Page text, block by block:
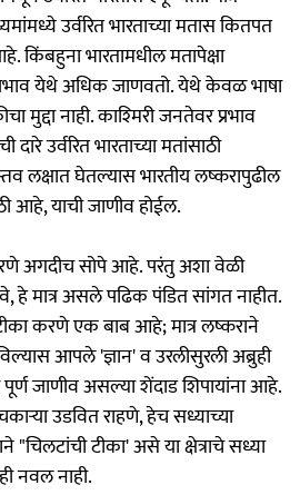
उर्वरित भारताच्या मतास कितपत
भारतामधील मतापेक्षा
येथे अधिक जाणवतो. येथे केवळ भाषा
मुद्दा नाही. काश्‍मिरी जनतेवर प्रभाव
उर्वरित भारताच्या मतांसाठी
लक्षात घेतल्यास भारतीय लष्करापुढील
आहे, याची जाणीव होईल.
अगदीच सोपे आहे. परंतु अशा वेळी
हे मात्र असले पढिक पंडित सांगत नाहीत.
करणे एक बाब आहे; मात्र लष्कराने
आपले 'ज्ञान' व उरलीसुरली अब्रुही
जाणीव असल्या शेंदाड शिपायांना आहे.
उडवित राहणे, हेच सध्याच्या
"चिलटांची टीका' असे या क्षेत्राचे सध्या
नवल नाही.